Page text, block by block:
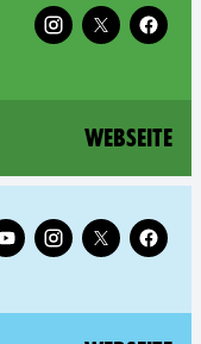
Follow XR Ireland
Webseite